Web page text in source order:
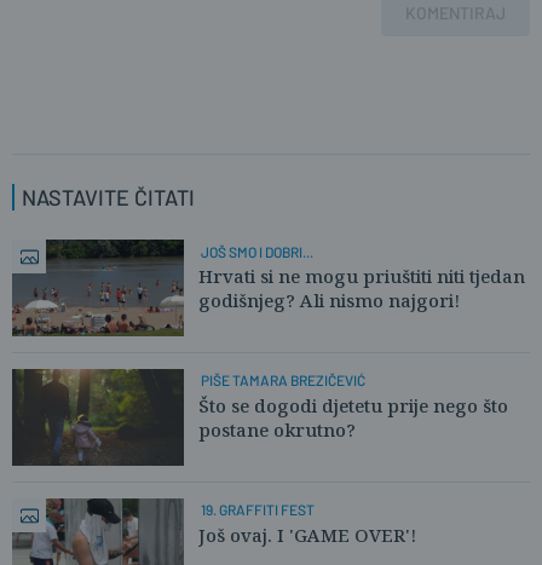
KOMENTIRAJ
NASTAVITE ČITATI
JOŠ SMO I DOBRI...
Hrvati si ne mogu priuštiti niti tjedan
godišnjeg? Ali nismo najgori!
PIŠE TAMARA BREZIČEVIĆ
Što se dogodi djetetu prije nego što
postane okrutno?
19. GRAFFITI FEST
Još ovaj. I 'GAME OVER'!